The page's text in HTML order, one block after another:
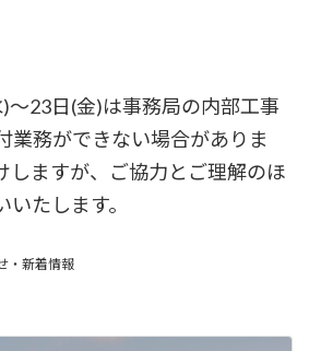
～23日(金)は事務局の内部工事
業務ができない場合がありま
しますが、ご協力とご理解のほ
たします。
・新着情報